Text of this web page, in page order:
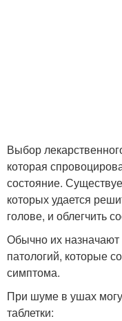
Выбор
которая
состояние.
которых удается
голове, и облегчить
Обычно их
патологий, которые
симптома.
При шуме в ушах
таблетки: